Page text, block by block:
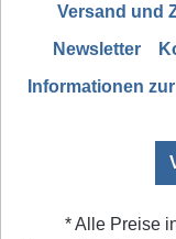
Versand und
Newsletter
Informationen
* Alle Preise